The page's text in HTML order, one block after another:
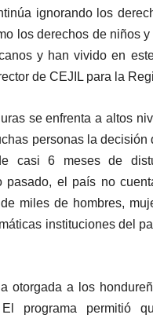
ignorando los
los derechos de niños
y han vivido en
de CEJIL para la
se enfrenta a altos
personas la
casi 6 meses de
pasado, el país no
miles de hombres,
instituciones del
otorgada a los
programa permitió